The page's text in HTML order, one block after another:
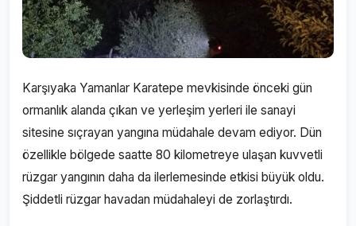
Karşıyaka Yamanlar Karatepe mevkisinde önceki gün
ormanlık alanda çıkan ve yerleşim yerleri ile sanayi
sitesine sıçrayan yangına müdahale devam ediyor. Dün
özellikle bölgede saatte 80 kilometreye ulaşan kuvvetli
rüzgar yangının daha da ilerlemesinde etkisi büyük oldu.
Şiddetli rüzgar havadan müdahaleyi de zorlaştırdı.